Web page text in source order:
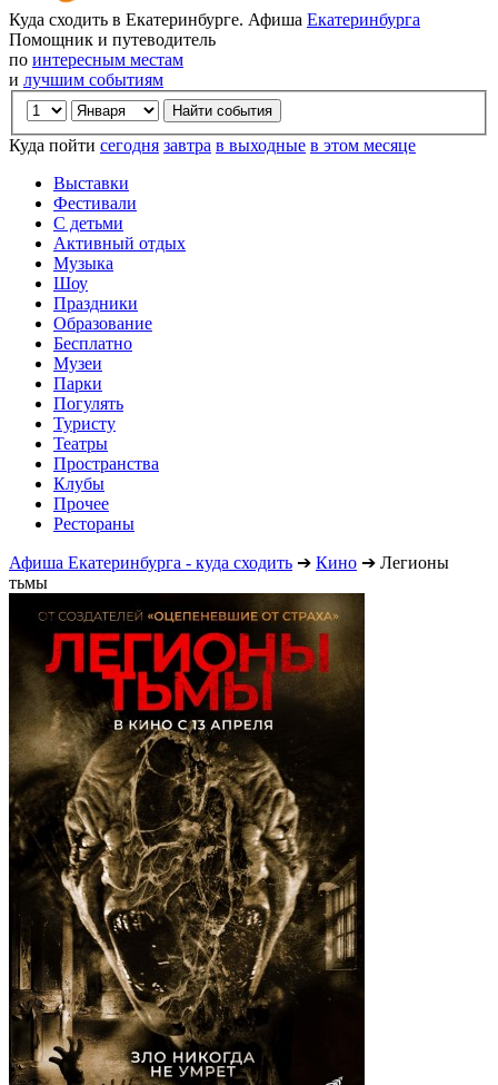
Куда сходить в Екатеринбурге. Афиша Екатеринбурга
Помощник и путеводитель
по интересным местам
и лучшим событиям
Куда пойти сегодня завтра в выходные в этом месяце
Выставки
Фестивали
С детьми
Активный отдых
Музыка
Шоу
Праздники
Образование
Бесплатно
Музеи
Парки
Погулять
Туристу
Театры
Пространства
Клубы
Прочее
Рестораны
Афиша Екатеринбурга - куда сходить ➔ Кино ➔ Легионы
тьмы